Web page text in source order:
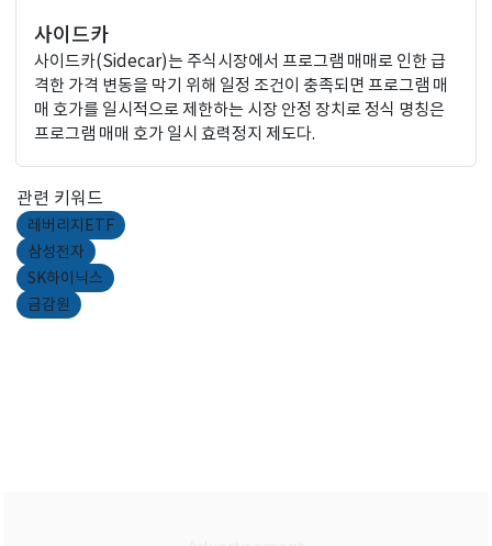
사이드카
사이드카(Sidecar)는 주식시장에서 프로그램 매매로 인한 급
격한 가격 변동을 막기 위해 일정 조건이 충족되면 프로그램 매
매 호가를 일시적으로 제한하는 시장 안정 장치로 정식 명칭은
프로그램 매매 호가 일시 효력정지 제도다.
관련 키워드
레버리지ETF
삼성전자
SK하이닉스
금감원